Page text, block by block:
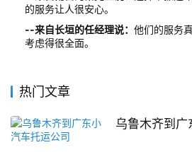
的服务让人很安心。
--来自长垣的任经理说： 他们的服务
考虑得很全面。
热门文章
乌鲁木齐到广